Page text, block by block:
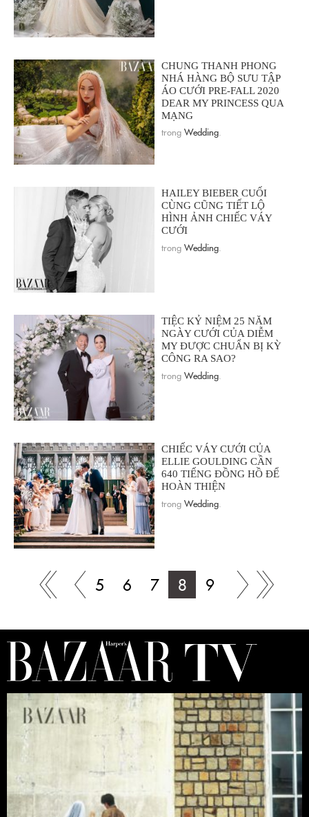
CHUNG THANH PHONG
NHÁ HÀNG BỘ SƯU TẬP
ÁO CƯỚI PRE-FALL 2020
DEAR MY PRINCESS QUA
MẠNG
trong Wedding
HAILEY BIEBER CUỐI
CÙNG CŨNG TIẾT LỘ
HÌNH ẢNH CHIẾC VÁY
CƯỚI
trong Wedding
TIỆC KỶ NIỆM 25 NĂM
NGÀY CƯỚI CỦA DIỄM
MY ĐƯỢC CHUẨN BỊ KỲ
CÔNG RA SAO?
trong Wedding
CHIẾC VÁY CƯỚI CỦA
ELLIE GOULDING CẦN
640 TIẾNG ĐỒNG HỒ ĐỂ
HOÀN THIỆN
trong Wedding
5 6 7 8 9